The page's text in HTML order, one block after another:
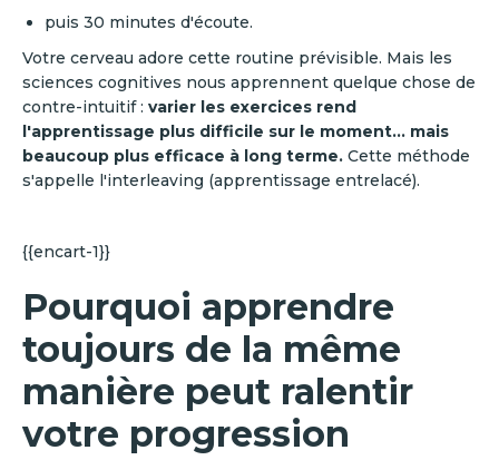
puis 30 minutes d'écoute.
Votre cerveau adore cette routine prévisible. Mais les
sciences cognitives nous apprennent quelque chose de
contre-intuitif : varier les exercices rend
l'apprentissage plus difficile sur le moment... mais
beaucoup plus efficace à long terme. Cette méthode
s'appelle l'interleaving (apprentissage entrelacé).
{{encart-1}}
Pourquoi apprendre
toujours de la même
manière peut ralentir
votre progression